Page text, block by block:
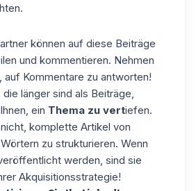
können auf diese Beiträge
und kommentieren. Nehmen
auf Kommentare zu antworten!
länger sind als Beiträge,
ein Thema zu vertiefen.
komplette Artikel von
zu strukturieren. Wenn
werden, sind sie
Akquisitionsstrategie!